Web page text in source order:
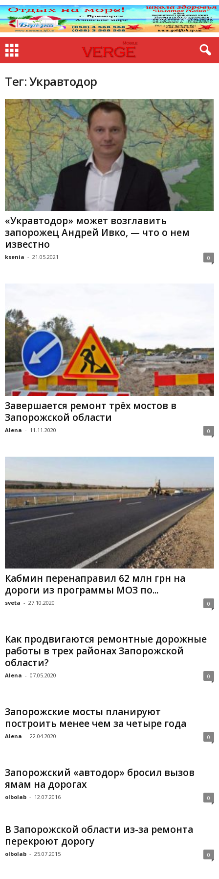
Тег: Укравтодор
«Укравтодор» может возглавить
запорожец Андрей Ивко, — что о нем
известно
ksenia - 21.05.2021 0
Завершается ремонт трёх мостов в
Запорожской области
Alena - 11.11.2020 0
Кабмин перенаправил 62 млн грн на
дороги из программы МОЗ по...
sveta - 27.10.2020 0
Как продвигаются ремонтные дорожные
работы в трех районах Запорожской
области?
Alena - 07.05.2020 0
Запорожские мосты планируют
построить менее чем за четыре года
Alena - 22.04.2020 0
Запорожский «автодор» бросил вызов
ямам на дорогах
olbolab - 12.07.2016 0
В Запорожской области из-за ремонта
перекроют дорогу
olbolab - 25.07.2015 0